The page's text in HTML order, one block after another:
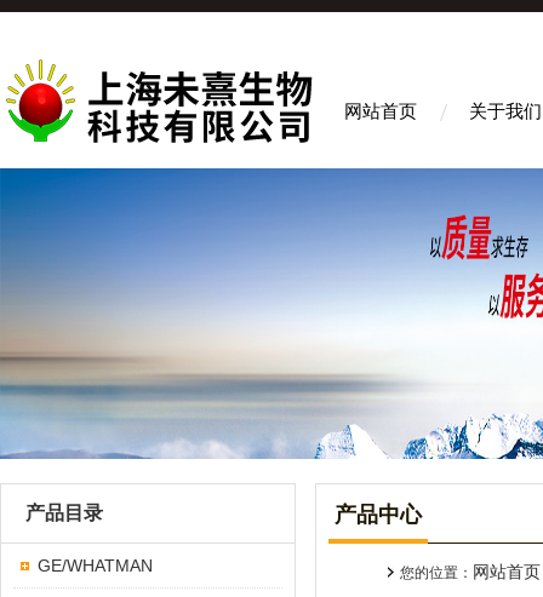
网站首页 关于我们
产品目录
GE/WHATMAN
产品中心
您的位置： 网站首页